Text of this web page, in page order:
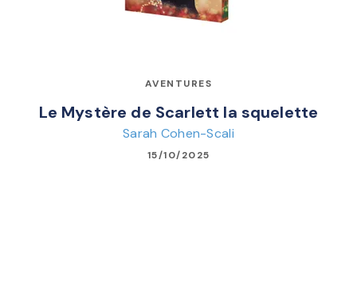
AVENTURES
Le Mystère de Scarlett la squelette
Sarah Cohen-Scali
15/10/2025